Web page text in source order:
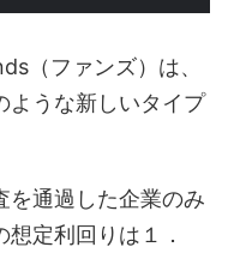
（ファンズ）は、
ような新しいタイプ
を通過した企業のみ
定利回りは１．